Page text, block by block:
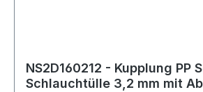
NS2D160212 - Kupplung PP
Schlauchtülle 3,2 mm mit